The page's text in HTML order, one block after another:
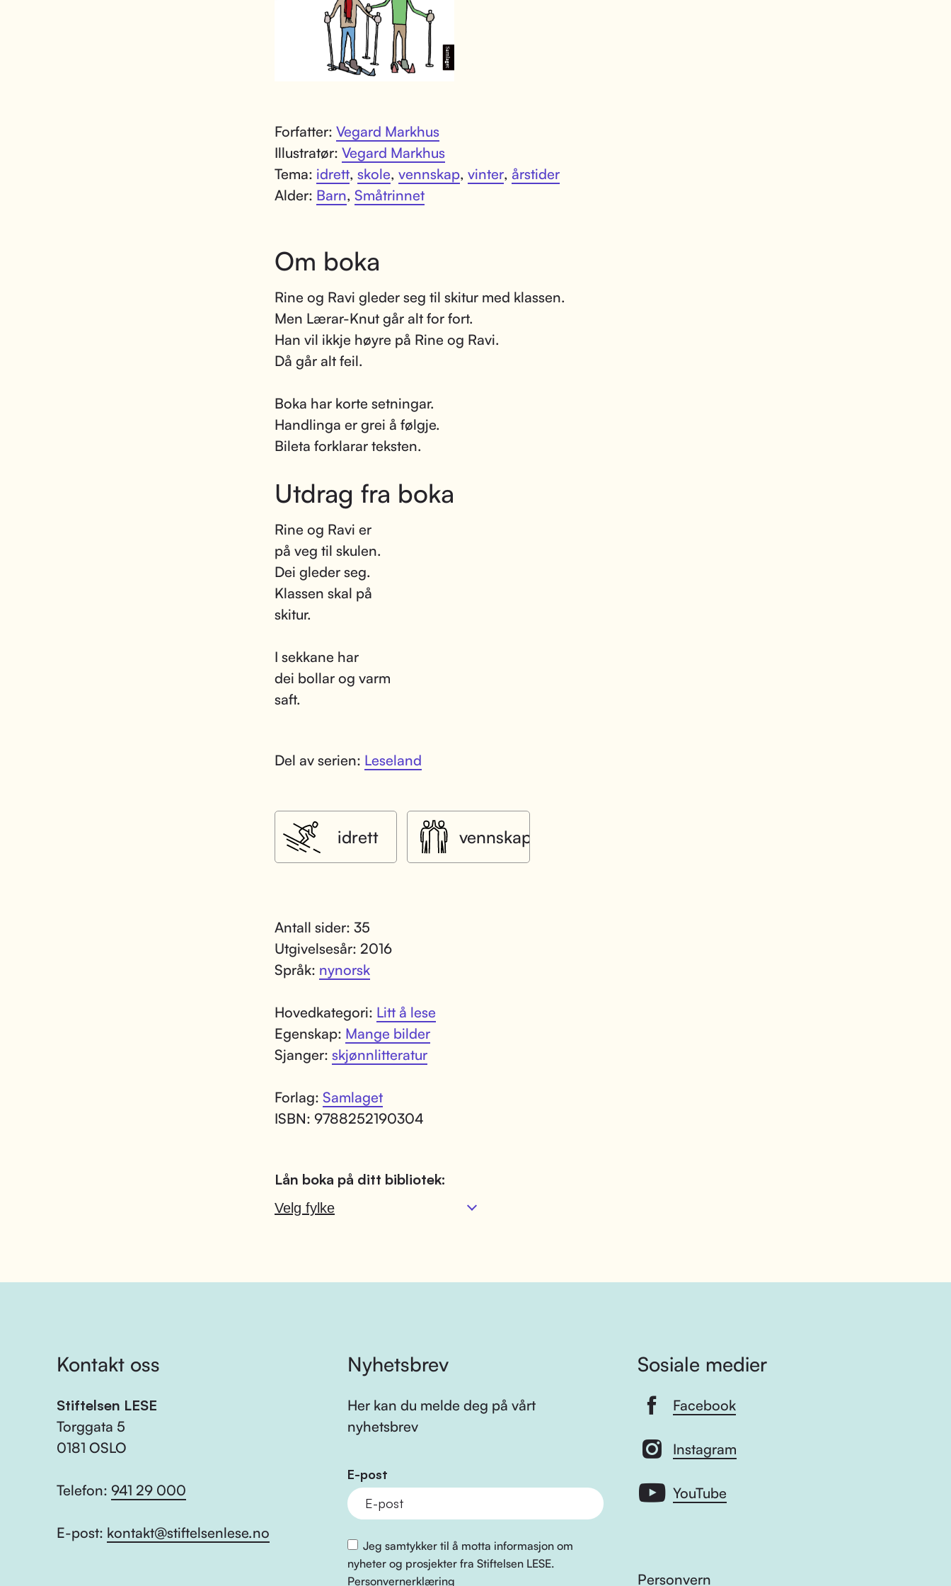
Forfatter: Vegard Markhus
Illustratør: Vegard Markhus
Tema: idrett, skole, vennskap, vinter, årstider
Alder: Barn, Småtrinnet
Om boka
Rine og Ravi gleder seg til skitur med klassen.
Men Lærar-Knut går alt for fort.
Han vil ikkje høyre på Rine og Ravi.
Då går alt feil.
Boka har korte setningar.
Handlinga er grei å følgje.
Bileta forklarar teksten.
Utdrag fra boka
Rine og Ravi er
på veg til skulen.
Dei gleder seg.
Klassen skal på
skitur.
I sekkane har
dei bollar og varm
saft.
Del av serien: Leseland
idrett vennskap
Antall sider: 35
Utgivelsesår: 2016
Språk: nynorsk
Hovedkategori: Litt å lese
Egenskap: Mange bilder
Sjanger: skjønnlitteratur
Forlag: Samlaget
ISBN: 9788252190304
Lån boka på ditt bibliotek:
Velg fylke
Kontakt oss
Stiftelsen LESE
Torggata 5
0181 OSLO
Telefon: 941 29 000
E-post: kontakt@stiftelsenlese.no
Nyhetsbrev
Her kan du melde deg på vårt
nyhetsbrev
E-post
Jeg samtykker til å motta informasjon om
nyheter og prosjekter fra Stiftelsen LESE.
Personvernerklæring
Sosiale medier
Facebook
Instagram
YouTube
Personvern